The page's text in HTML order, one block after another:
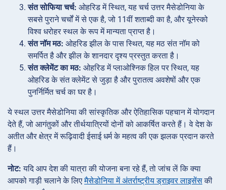
संत सोफिया चर्च: ओहरिड में स्थित, यह चर्च उत्तर मैसेडोनिया के
सबसे पुराने चर्चों में से एक है, जो 11वीं शताब्दी का है, और यूनेस्को
विश्व धरोहर स्थल के रूप में मान्यता प्राप्त है।
संत नॉम मठ: ओहरिड झील के पास स्थित, यह मठ संत नॉम को
समर्पित है और झील के शानदार दृश्य प्रस्तुत करता है।
संत क्लेमेंट का मठ: ओहरिड में प्लाओश्निक हिल पर स्थित, यह
ओहरिड के संत क्लेमेंट से जुड़ा है और पुरातत्व अवशेषों और एक
पुनर्निर्मित चर्च का घर है।
ये स्थल उत्तर मैसेडोनिया की सांस्कृतिक और ऐतिहासिक पहचान में योगदान
देते हैं, जो आगंतुकों और तीर्थयात्रियों दोनों को आकर्षित करते हैं। वे देश के
अतीत और क्षेत्र में रूढ़िवादी ईसाई धर्म के महत्व की एक झलक प्रदान करते
हैं।
नोट: यदि आप देश की यात्रा की योजना बना रहे हैं, तो जांच लें कि क्या
आपको गाड़ी चलाने के लिएमैसेडोनिया में अंतर्राष्ट्रीय ड्राइवर लाइसेंसकी